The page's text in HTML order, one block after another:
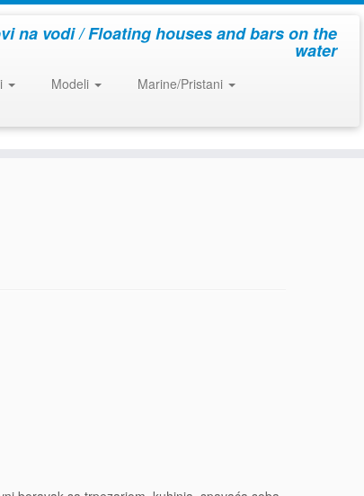
na vodi / Floating houses and bars on the
water
Modeli
Marine/Pristani